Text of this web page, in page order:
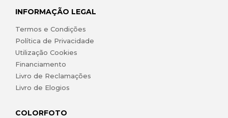
INFORMAÇÃO LEGAL
Termos e Condições
Política de Privacidade
Utilização Cookies
Financiamento
Livro de Reclamações
Livro de Elogios
COLORFOTO